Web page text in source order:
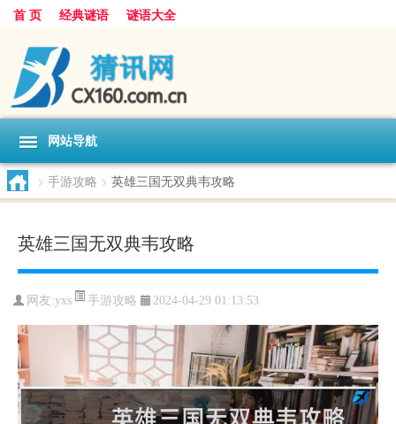
首 页 经典谜语 谜语大全
网站导航
> 手游攻略 > 英雄三国无双典韦攻略
英雄三国无双典韦攻略
网友:yxs 手游攻略 2024-04-29 01:13:53